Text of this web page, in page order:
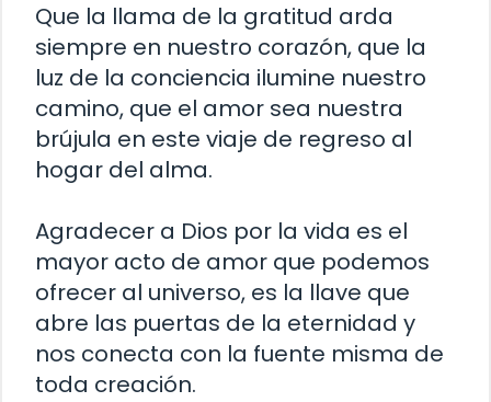
Que la llama de la gratitud arda
siempre en nuestro corazón, que la
luz de la conciencia ilumine nuestro
camino, que el amor sea nuestra
brújula en este viaje de regreso al
hogar del alma.
Agradecer a Dios por la vida es el
mayor acto de amor que podemos
ofrecer al universo, es la llave que
abre las puertas de la eternidad y
nos conecta con la fuente misma de
toda creación.